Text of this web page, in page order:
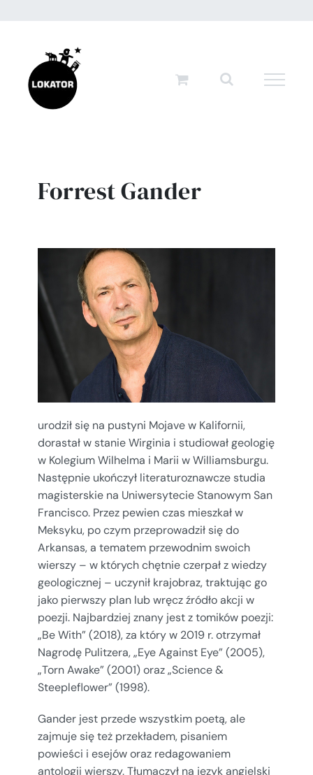
zawartości
Forrest Gander
urodził się na pustyni Mojave w Kalifornii,
dorastał w stanie Wirginia i studiował geologię
w Kolegium Wilhelma i Marii w Williamsburgu.
Następnie ukończył literaturoznawcze studia
magisterskie na Uniwersytecie Stanowym San
Francisco. Przez pewien czas mieszkał w
Meksyku, po czym przeprowadził się do
Arkansas, a tematem przewodnim swoich
wierszy – w których chętnie czerpał z wiedzy
geologicznej – uczynił krajobraz, traktując go
jako pierwszy plan lub wręcz źródło akcji w
poezji. Najbardziej znany jest z tomików poezji:
„Be With” (2018), za który w 2019 r. otrzymał
Nagrodę Pulitzera, „Eye Against Eye” (2005),
„Torn Awake” (2001) oraz „Science &
Steepleflower” (1998).
Gander jest przede wszystkim poetą, ale
zajmuje się też przekładem, pisaniem
powieści i esejów oraz redagowaniem
antologii wierszy. Tłumaczył na język angielski